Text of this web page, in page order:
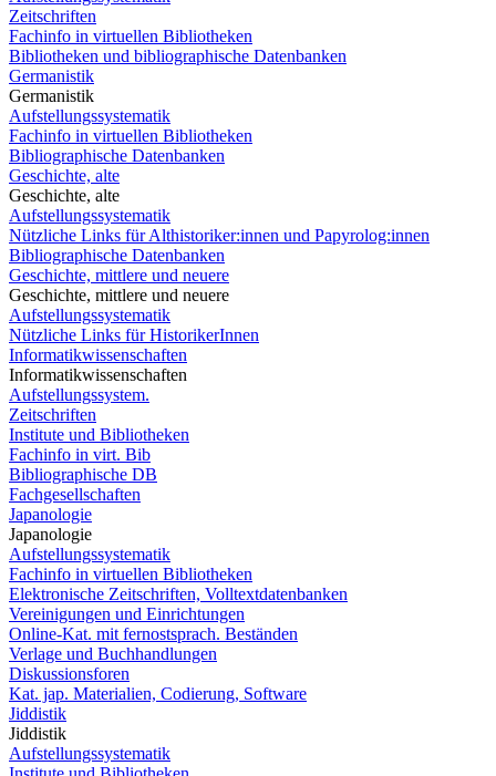
Zeitschriften
Fachinfo in virtuellen Bibliotheken
Bibliotheken und bibliographische Datenbanken
Germanistik
Germanistik
Aufstellungssystematik
Fachinfo in virtuellen Bibliotheken
Bibliographische Datenbanken
Geschichte, alte
Geschichte, alte
Aufstellungssystematik
Nützliche Links für Althistoriker:innen und Papyrolog:innen
Bibliographische Datenbanken
Geschichte, mittlere und neuere
Geschichte, mittlere und neuere
Aufstellungssystematik
Nützliche Links für HistorikerInnen
Informatikwissenschaften
Informatikwissenschaften
Aufstellungssystem.
Zeitschriften
Institute und Bibliotheken
Fachinfo in virt. Bib
Bibliographische DB
Fachgesellschaften
Japanologie
Japanologie
Aufstellungssystematik
Fachinfo in virtuellen Bibliotheken
Elektronische Zeitschriften, Volltextdatenbanken
Vereinigungen und Einrichtungen
Online-Kat. mit fernostsprach. Beständen
Verlage und Buchhandlungen
Diskussionsforen
Kat. jap. Materialien, Codierung, Software
Jiddistik
Jiddistik
Aufstellungssystematik